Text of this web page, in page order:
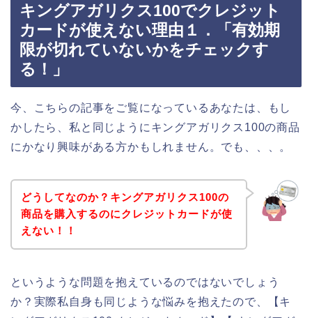
キングアガリクス100でクレジット
カードが使えない理由１．「有効期
限が切れていないかをチェックす
る！」
今、こちらの記事をご覧になっているあなたは、もし
かしたら、私と同じようにキングアガリクス100の商品
にかなり興味がある方かもしれません。でも、、、。
どうしてなのか？キングアガリクス100の
商品を購入するのにクレジットカードが使
えない！！
というような問題を抱えているのではないでしょう
か？実際私自身も同じような悩みを抱えたので、【キ